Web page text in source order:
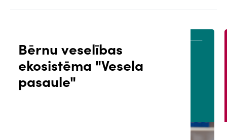
Bērnu veselības
ekosistēma "Vesela
pasaule"
PACIENTA PORTĀLS